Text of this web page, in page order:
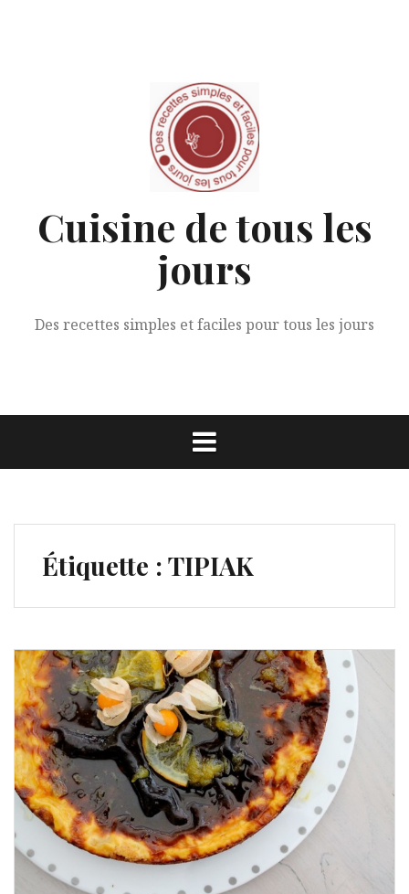
Cuisine de tous les
jours
Des recettes simples et faciles pour tous les jours
Étiquette :TIPIAK